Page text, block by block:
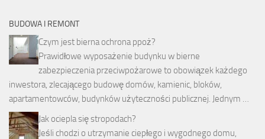
BUDOWA I REMONT
Czym jest bierna ochrona ppoż?
Prawidłowe wyposażenie budynku w bierne
zabezpieczenia przeciwpożarowe to obowiązek każdego
inwestora, zlecającego budowę domów, kamienic, bloków,
apartamentowców, budynków użyteczności publicznej. Jednym …
Jak ociepla się stropodach?
Jeśli chodzi o utrzymanie ciepłego i wygodnego domu,